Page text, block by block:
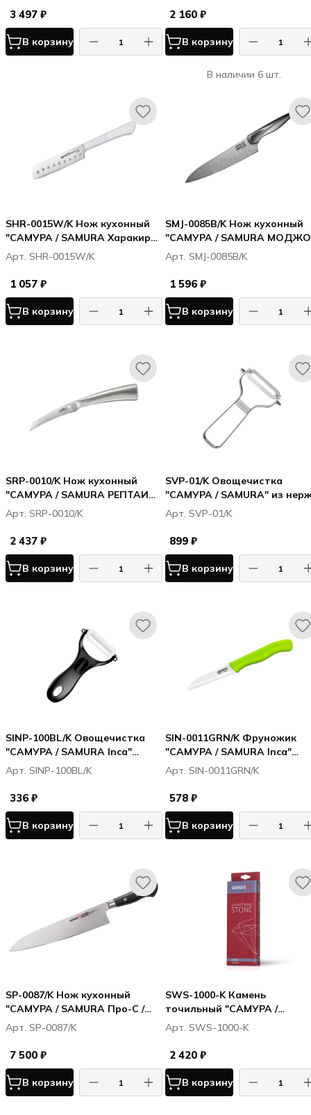
3 497 ₽
В корзину
пластик
2 160 ₽
В корзину
В наличии 6 шт.
SHR-0015W/K Нож кухонный
"САМУРА / SAMURA Харакири /
Harakiri" для масла 96 мм,
корроз.-стойкая сталь, ABS
пластик
Арт. SHR-0015W/K
1 057 ₽
В корзину
SMJ-0085B/K Нож кухонный
"САМУРА / SAMURA
MOJO" Шеф 200 мм, корроз.-
стойкая сталь,
чёрн.
Арт. SMJ-0085B/K
1 596 ₽
В корзину
SRP-0010/K Нож кухонный
"САМУРА / SAMURA РЕПТАИЛ /
REPTILE" овощной 82 мм, AUS-
10
Арт. SRP-0010/K
2 437 ₽
В корзину
SVP-01/K Овощечистка
"САМУРА / SAMURA" из
стали, лезвие прямое
Арт. SVP-01/K
899 ₽
В корзину
SINP-100BL/K Овощечистка
"САМУРА / SAMURA Inca"
(чёрная), циркониевая
керамика
Арт. SINP-100BL/K
336 ₽
В корзину
SIN-0011GRN/K Фруножик
"САМУРА / SAMURA Inca"
овощной 75 мм с зелёной
рукоятью, циркониевая
керамика
Арт. SIN-0011GRN/K
578 ₽
В корзину
SP-0087/K Нож кухонный
"САМУРА / SAMURA Про-С /
Pro-S" Гранд Шеф 240 мм, G-10
Арт. SP-0087/K
7 500 ₽
В корзину
SWS-1000-K Камень
точильный "САМУРА /
SAMURA" водный
однослойный #1000
Арт. SWS-1000-K
2 420 ₽
В корзину